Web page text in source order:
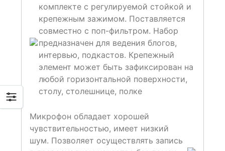
комплекте с регулируемой стойкой и
крепежным зажимом. Поставляется
совместно с поп-фильтром. Набор
предназначен для ведения блогов,
интервью, подкастов. Крепежный
элемент может быть зафиксирован на
любой горизонтальной поверхности,
столу, столешнице, полке
Микрофон обладает хорошей
чувствительностью, имеет низкий
шум. Позволяет осуществлять запись